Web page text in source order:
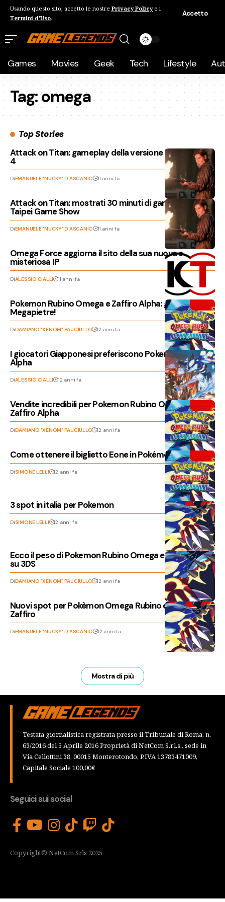
Usando questo sito, accetto le nostre Privacy Policye i
Termini d'Uso.
Accetto
Games Movies Geek Tech Lifestyle
Tag:omega
Top Stories
Attack on Titan: gameplay della versione PlayStation
4
DiEMANUELE "NUCKY" D'ASCANIO 11 anni fa
Attack on Titan: mostrati 30 minuti di gameplay al
Taipei Game Show
DiEMANUELE "NUCKY" D'ASCANIO 11 anni fa
Omega Force aggiorna il sito della sua nuova e
misteriosa IP
DiALESSIO CIALLI 11 anni fa
Pokemon Rubino Omega e Zaffiro Alpha: guida alle
Megapietre!
DiDAMIANO "XENOM" PAUCIULLO 12 anni fa
I giocatori Giapponesi preferiscono Pokemon Zaffiro
Alpha
DiALESSIO CIALLI 12 anni fa
Vendite incredibili per Pokemon Rubino Omega e
Zaffiro Alpha
DiDAMIANO "XENOM" PAUCIULLO 12 anni fa
Come ottenere il biglietto Eone in Pokémon
DiSIMONE LELLI 12 anni fa
3 spot in italia per Pokemon
DiSIMONE LELLI 12 anni fa
Ecco il peso di Pokemon Rubino Omega e Zaffiro Alpha
su 3DS
DiDAMIANO "XENOM" PAUCIULLO 12 anni fa
Nuovi spot per Pokèmon Omega Rubino e Alpha
Zaffiro
DiEMANUELE "NUCKY" D'ASCANIO 12 anni fa
Mostra di più
Testata giornalistica registrata presso il Tribunale di Roma, n.
63/2016 del 5 Aprile 2016 Proprietà di NetCom S.r.l.s., sede in
Via Cellottini 38, 00015 Monterotondo, P.IVA 13783471009,
Capitale Sociale 100,00€
Seguici sui social
Copyright© NetCom Srls 2025